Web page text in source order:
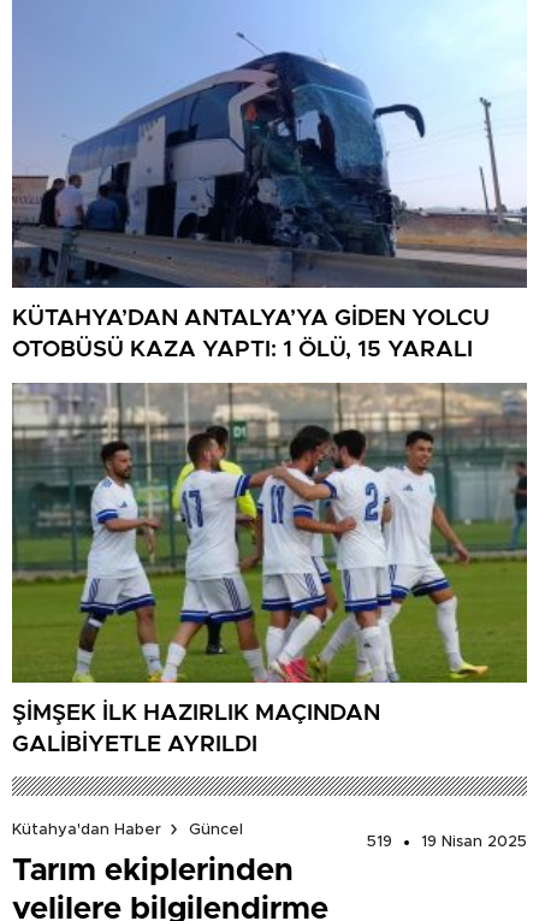
KÜTAHYA’DAN ANTALYA’YA GİDEN YOLCU
OTOBÜSÜ KAZA YAPTI: 1 ÖLÜ, 15 YARALI
ŞİMŞEK İLK HAZIRLIK MAÇINDAN
GALİBİYETLE AYRILDI
Kütahya'dan Haber
Güncel
519
19 Nisan 2025
Tarım ekiplerinden
velilere bilgilendirme